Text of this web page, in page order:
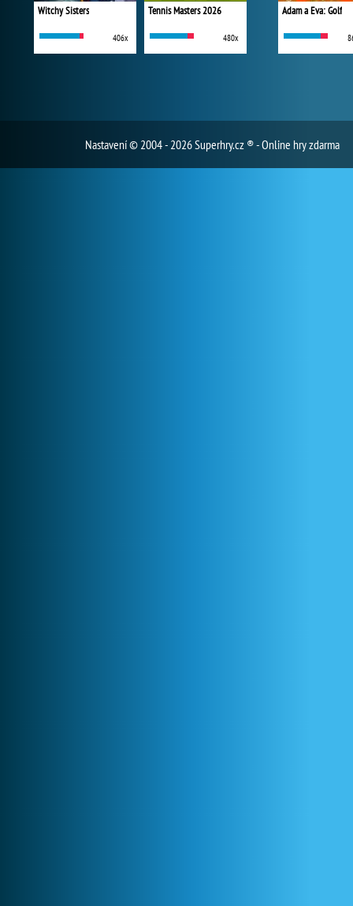
Witchy Sisters
406x
Tennis Masters 2026
480x
Adam a Eva: Golf
Nastavení© 2004 - 2026 Superhry.cz ® - Online hry zdarma